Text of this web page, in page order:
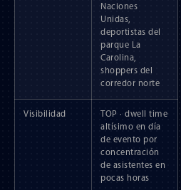
Naciones
Unidas,
deportistas del
parque La
Carolina,
shoppers del
corredor norte
Visibilidad
TOP · dwell time
altísimo en día
de evento por
concentración
de asistentes en
pocas horas